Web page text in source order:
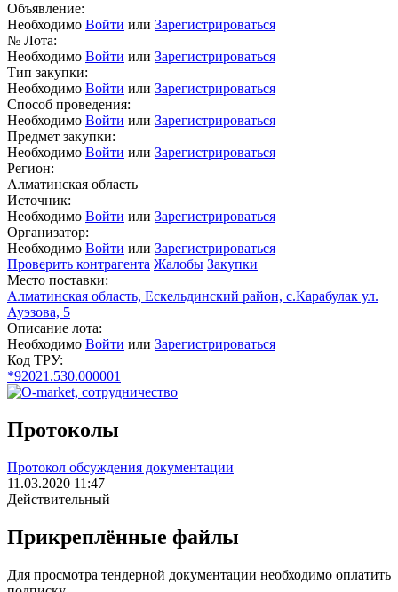
Объявление:
Необходимо Войти или Зарегистрироваться
№ Лота:
Необходимо Войти или Зарегистрироваться
Тип закупки:
Необходимо Войти или Зарегистрироваться
Способ проведения:
Необходимо Войти или Зарегистрироваться
Предмет закупки:
Необходимо Войти или Зарегистрироваться
Регион:
Алматинская область
Источник:
Необходимо Войти или Зарегистрироваться
Организатор:
Необходимо Войти или Зарегистрироваться
Проверить контрагента Жалобы Закупки
Место поставки:
Алматинская область, Ескельдинский район, с.Карабулак ул.
Ауэзова, 5
Описание лота:
Необходимо Войти или Зарегистрироваться
Код ТРУ:
*92021.530.000001
Протоколы
Протокол обсуждения документации
11.03.2020 11:47
Действительный
Прикреплённые файлы
Для просмотра тендерной документации необходимо оплатить